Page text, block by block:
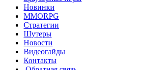
Новинки
MMORPG
Стратегии
Шутеры
Новости
Видеогайды
Контакты